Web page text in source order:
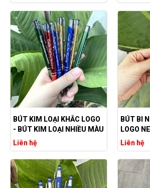
BÚT KIM LOẠI KHẮC LOGO
- BÚT KIM LOẠI NHIỀU MÀU
Liên hệ
BÚT BI
LOGO
Liên hệ